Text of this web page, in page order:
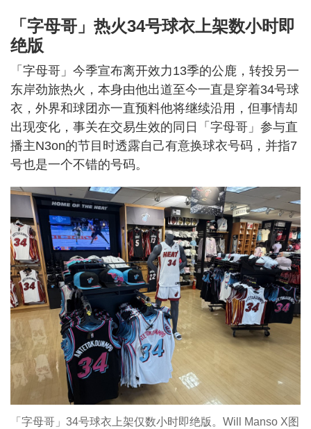
「字母哥」热火34号球衣上架数小时即
绝版
「字母哥」今季宣布离开效力13季的公鹿，转投另一
东岸劲旅热火，本身由他出道至今一直是穿着34号球
衣，外界和球团亦一直预料他将继续沿用，但事情却
出现变化，事关在交易生效的同日「字母哥」参与直
播主N3on的节目时透露自己有意换球衣号码，并指7
号也是一个不错的号码。
「字母哥」34号球衣上架仅数小时即绝版。Will Manso X图